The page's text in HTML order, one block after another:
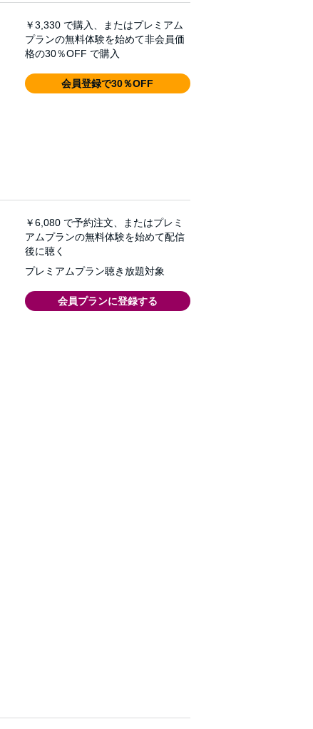
￥3,330 で購入、またはプレミアム
プランの無料体験を始めて非会員価
格の30％OFF で購入
会員登録で30％OFF
￥6,080 で予約注文、またはプレミ
アムプランの無料体験を始めて配信
後に聴く
プレミアムプラン聴き放題対象
会員プランに登録する